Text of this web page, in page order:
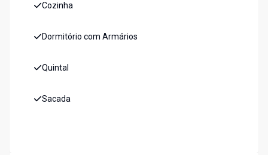
Cozinha
Dormitório com Armários
Quintal
Sacada